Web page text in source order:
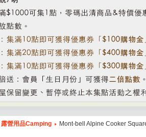
露營用品Camping
Mont-bell Alpine Cooker